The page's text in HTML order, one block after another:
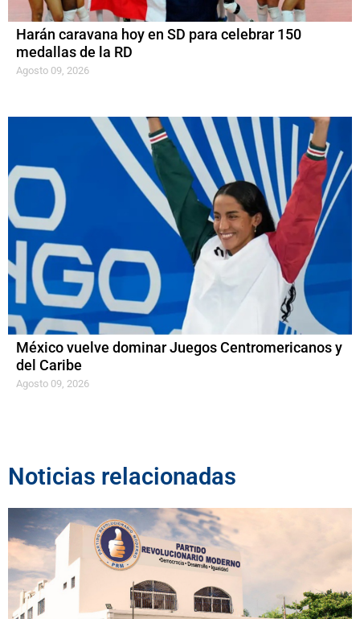
Harán caravana hoy en SD para celebrar 150
medallas de la RD
Agosto 09, 2026
México vuelve dominar Juegos Centromericanos y
del Caribe
Agosto 09, 2026
Noticias relacionadas